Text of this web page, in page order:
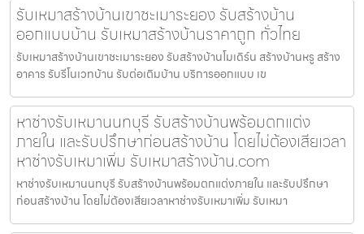
รับเหมาสร้างบ้านเขาชะเมาระยอง รับสร้างบ้าน
ออกแบบบ้าน รับเหมาสร้างบ้านราคาถูก ทั่วไทย
รับเหมาสร้างบ้านเขาชะเมาระยอง รับสร้างบ้านโมเดิร์น สร้างบ้านหรู สร้าง
อาคาร รับรีโนเวทบ้าน รับต่อเติมบ้าน บริการออกแบบ เข
หาช่างรับเหมานนทบุรี รับสร้างบ้านพร้อมตกแต่ง
ภายใน และรับปรึกษาก่อนสร้างบ้าน โดยไม่ต้องเสียเวลา
หาช่างรับเหมาเพิ่ม รับเหมาสร้างบ้าน.com
หาช่างรับเหมานนทบุรี รับสร้างบ้านพร้อมตกแต่งภายใน และรับปรึกษา
ก่อนสร้างบ้าน โดยไม่ต้องเสียเวลาหาช่างรับเหมาเพิ่ม รับเหมา